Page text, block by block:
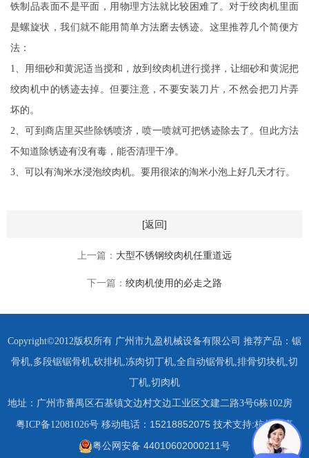
铁制品表面不是平面，用物理方法就比较困难了。对于绞肉机里面
是螺旋状，我们就不能用简单方法磨去锈迹。这里推荐几个简便方
法：
1、用细砂和黄泥适当搅和，放到绞肉机进行搅拌，让细砂和黄泥把
绞肉机中的锈迹去掉。但要注意，不要安装刀片，不然会把刀片弄
坏的。
2、可到商店里买些除锈喷济，喷一喷就可把锈迹除去了。但此方法
不知道除锈迹有没有毒，能否清理干净。
3、可以有淘米水浸泡绞肉机。要用很浓的淘米小泡上好几天才行。
[返回]
上一篇： 大型不锈钢绞肉机任重道远
下一篇： 绞肉机使用的必走之路
Copyright©2012版权所有 广州市九盈机械设备有限公司 推荐产品： 锯
骨机 多段锯锯骨机 砍排机 冻肉切丁机 全自动锯骨机 排骨切块机 切
丁机 切肉机
地址：广州市番禺区石基镇文边村文边工业区文建二路3号6栋102房
粤ICP备12081026号 移动电话： 15218852075 技术支持:杭州四喜
粤公网安备 44010602000211号